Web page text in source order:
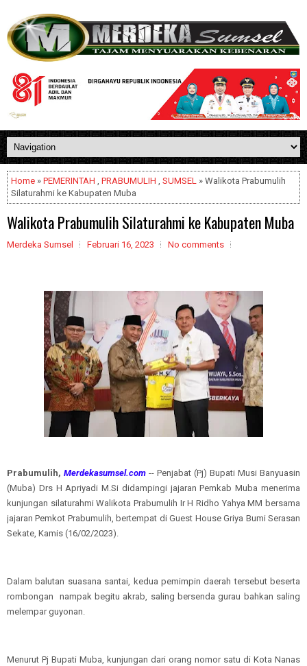
Home » PEMERINTAH , PRABUMULIH , SUMSEL » Walikota Prabumulih
Silaturahmi ke Kabupaten Muba
Walikota Prabumulih Silaturahmi ke Kabupaten Muba
Merdeka Sumsel Februari 16, 2023 No comments
Prabumulih, Merdekasumsel.com -- Penjabat (Pj) Bupati Musi Banyuasin
(Muba) Drs H Apriyadi M.Si didampingi jajaran Pemkab Muba menerima
kunjungan silaturahmi Walikota Prabumulih Ir H Ridho Yahya MM bersama
jajaran Pemkot Prabumulih, bertempat di Guest House Griya Bumi Serasan
Sekate, Kamis (16/02/2023).
Dalam balutan suasana santai, kedua pemimpin daerah tersebut beserta
rombongan nampak begitu akrab, saling bersenda gurau bahkan saling
melempar guyonan.
Menurut Pj Bupati Muba, kunjungan dari orang nomor satu di Kota Nanas